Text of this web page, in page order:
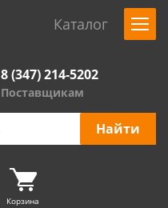
Каталог
8 (347) 214-5202
Поставщикам
Корзина